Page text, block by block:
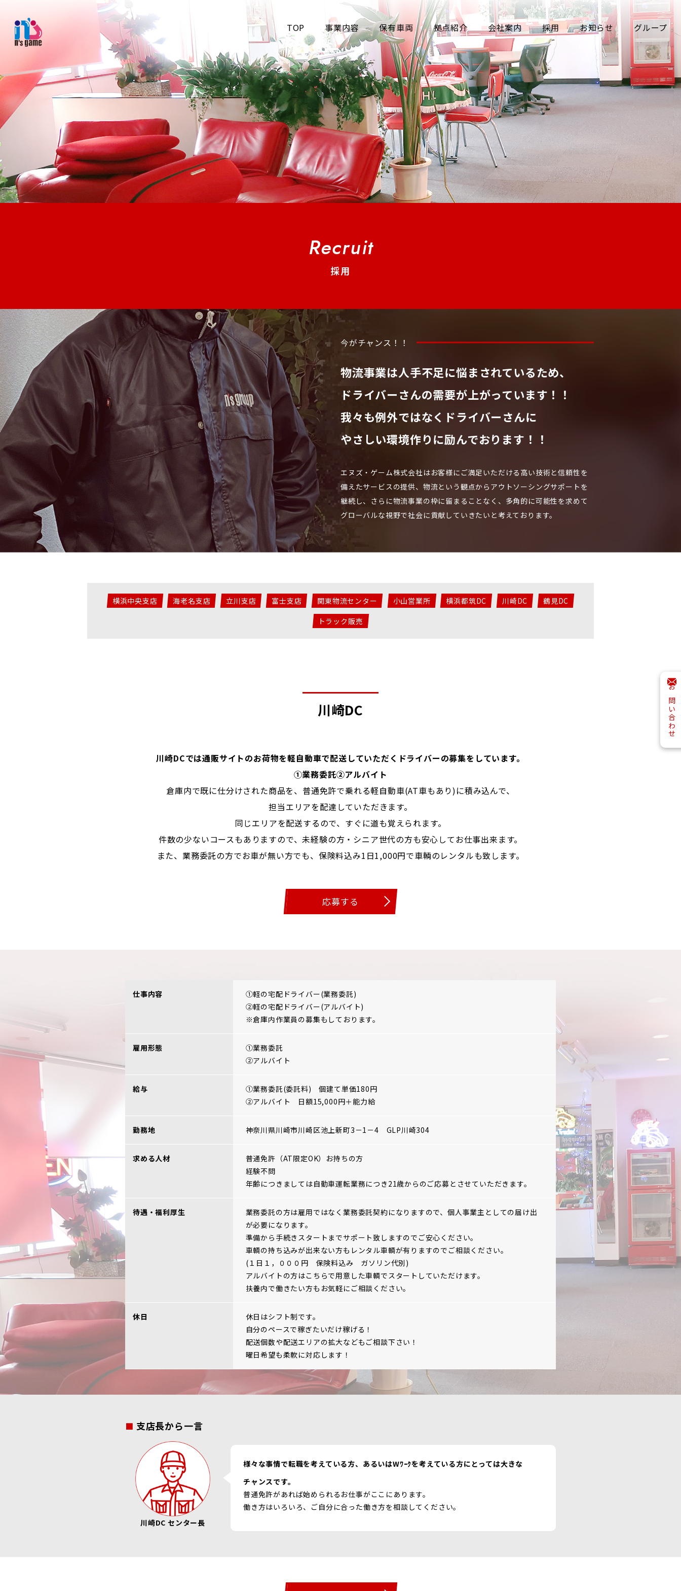
TOP 事業内容 保有車両 拠点紹介 会社案内 採用 お知らせ グループ
Recruit
採用
今がチャンス！！
物流事業は人手不足に悩まされているため、
ドライバーさんの需要が上がっています！！
我々も例外ではなくドライバーさんに
やさしい環境作りに励んでおります！！
エヌズ・ゲーム株式会社はお客様にご満足いただける高い技術と信頼性を
備えたサービスの提供、物流という観点からアウトソーシングサポートを
継続し、さらに物流事業の枠に留まることなく、多角的に可能性を求めて
グローバルな視野で社会に貢献していきたいと考えております。
横浜中央支店 海老名支店 立川支店 富士支店 関東物流センター 小山営業所 横浜都筑DC 川崎DC
鶴見DC
トラック販売
川崎DC
川崎DCでは通販サイトのお荷物を軽自動車で配送していただくドライバーの募集をしています。
①業務委託②アルバイト
倉庫内で既に仕分けされた商品を、普通免許で乗れる軽自動車(AT車もあり)に積み込んで、
担当エリアを配達していただきます。
同じエリアを配送するので、すぐに道も覚えられます。
件数の少ないコースもありますので、未経験の方・シニア世代の方も安心してお仕事出来ます。
また、業務委託の方でお車が無い方でも、保険料込み1日1,000円で車輌のレンタルも致します。
応募する
仕事内容
①軽の宅配ドライバー(業務委託)
②軽の宅配ドライバー(アルバイト)
※倉庫内作業員の募集もしております。
雇用形態
①業務委託
②アルバイト
給与
①業務委託(委託料) 個建て単価180円
②アルバイト 日額15,000円＋能力給
勤務地 神奈川県川崎市川崎区池上新町3－1－4 GLP川崎304
求める人材
普通免許（AT限定OK）お持ちの方
経験不問
年齢につきましては自動車運転業務につき21歳からのご応募とさせていただきます。
待遇・福利厚生
業務委託の方は雇用ではなく業務委託契約になりますので、個人事業主としての届け出
が必要になります。
準備から手続きスタートまでサポート致しますのでご安心ください。
車輌の持ち込みが出来ない方もレンタル車輌が有りますのでご相談ください。
(１日１，０００円 保険料込み ガソリン代別)
アルバイトの方はこちらで用意した車輌でスタートしていただけます。
扶養内で働きたい方もお気軽にご相談ください。
休日
休日はシフト制です。
自分のペースで稼ぎたいだけ稼げる！
配送個数や配送エリアの拡大などもご相談下さい！
曜日希望も柔軟に対応します！
支店長から一言
川崎DC センター長
様々な事情で転職を考えている方、あるいはWﾜｰｸを考えている方にとっては大きな
チャンスです。
普通免許があれば始められるお仕事がここにあります。
働き方はいろいろ、ご自分に合った働き方を相談してください。
お問い合わせ